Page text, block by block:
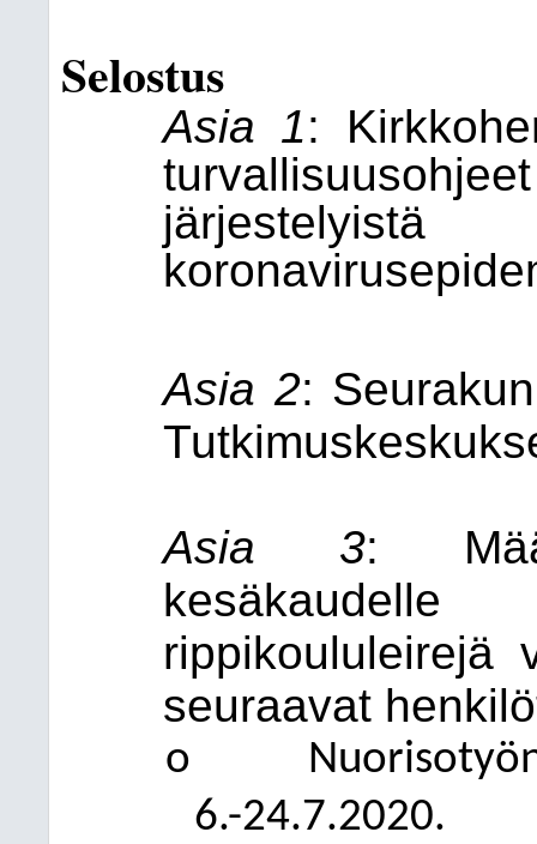
Selostus
Asia 1:
Asia 2:
Asia 3:
rippikoululeirejä
seuraavat
o
6.-24.7.2020.